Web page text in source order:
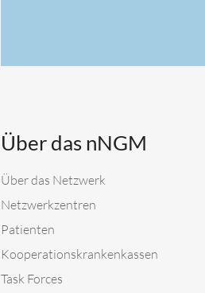
Über das nNGM
Über das Netzwerk
Netzwerkzentren
Patienten
Kooperationskrankenkassen
Task Forces